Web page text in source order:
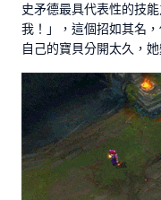
史矛德最具代表性的技
我！」，這個招如其名
自己的寶貝分開太久，